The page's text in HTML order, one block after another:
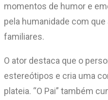
momentos de humor e
pela humanidade com
familiares.
O ator destaca que o
estereótipos e cria uma
plateia. “O Pai” também